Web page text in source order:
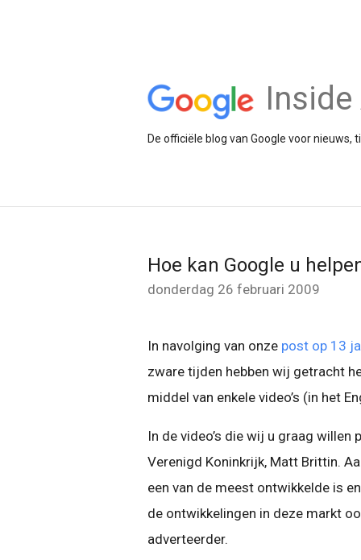
De officiële blog van Google voor nieuws,
Hoe kan Google u
donderdag 26 februari 2009
In navolging van onze post op 13
zware tijden hebben wij getracht
middel van enkele video’s (in het
In de video’s die wij u graag
Verenigd Koninkrijk, Matt Brittin.
een van de meest ontwikkelde is
de ontwikkelingen in deze markt
adverteerder.